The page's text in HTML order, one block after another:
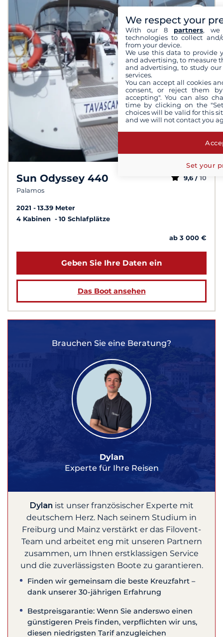
Sun Odyssey 440
Palamos
9,6 / 10
2021
13.39 Meter
4 Kabinen
10 Schlafplätze
ab 3 000 €
Geben Sie Ihre Daten ein
Das Boot ansehen
Brauchen Sie eine Beratung?
Dylan
Experte für Ihre Reisen
Dylan ist unser französischer Experte mit
deutschem Herz. Nach seinem Studium in
Freiburg und Mainz verstärkt er das Filovent-
Team und arbeitet eng mit unseren Partnern
zusammen, um Ihnen erstklassigen Service
und die zuverlässigsten Boote zu garantieren.
Finden wir gemeinsam die beste Kreuzfahrt –
dank unserer 30-jährigen Erfahrung
Bestpreisgarantie: Wenn Sie anderswo einen
günstigeren Preis finden, verpflichten wir uns,
diesen niedrigsten Tarif anzugleichen
We respect your
With our 8 partners, we
technologies to collect
from your device.
We use this data to provide
and advertising, to measure
and advertising, to study
services.
You can accept all cookies
consent, or reject them
accepting". You can also
time by clicking on the
choices will be valid for this
and we will not contact you
Set your